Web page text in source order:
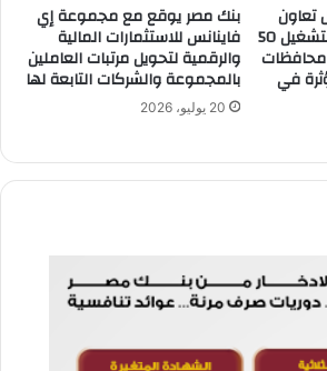
تعاون
مع مؤسسة مصر الخير لتشغيل 50
مدرسة مجتمعية في 7 محافظات
في
بنك مصر يوقع مع مجموعة إي
فاينانس للاستثمارات المالية
والرقمية لتحويل مرتبات العاملين
بالمجموعة والشركات التابعة لها
20 يوليو، 2026